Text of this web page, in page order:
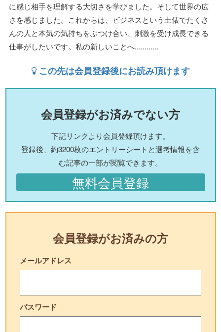
に感じ相手を理解する大切さを学びました。そして世界の広
さを感じました。これからは、ビジネスという土俵でたくさ
んの人と本気の気持ちをぶつけ合い、刺激を受け成長できる
仕事がしたいです。私の新しいことへ............
この先は会員登録後にお読み頂けます
会員登録がお済みでない方
下記リンクより会員登録頂けます。
登録後、約3200枚のエントリーシートと選考情報を含
む記事の一部が閲覧できます。
無料会員登録
会員登録がお済みの方
メールアドレス
パスワード